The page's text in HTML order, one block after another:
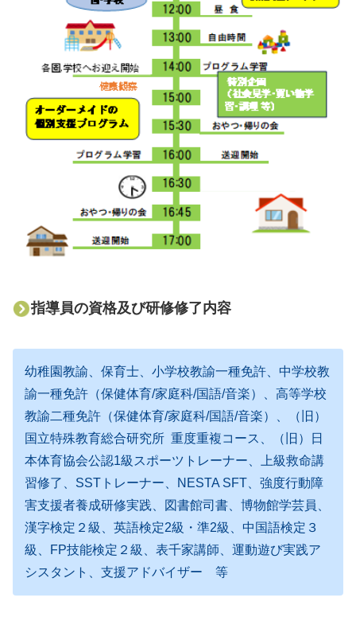
指導員の資格及び研修修了内容
幼稚園教諭、保育士、小学校教諭一種免許、中学校教
諭一種免許（保健体育/家庭科/国語/音楽）、高等学校
教諭二種免許（保健体育/家庭科/国語/音楽）、（旧）
国立特殊教育総合研究所 重度重複コース、（旧）日
本体育協会公認1級スポーツトレーナー、上級救命講
習修了、SSTトレーナー、NESTA SFT、強度行動障
害支援者養成研修実践、図書館司書、博物館学芸員、
漢字検定２級、英語検定2級・準2級、中国語検定３
級、FP技能検定２級、表千家講師、運動遊び実践ア
シスタント、支援アドバイザー 等